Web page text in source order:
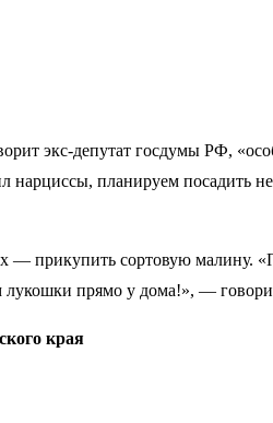
экс-депутат госдумы РФ,
планируем посадить
прикупить сортовую малину.
лукошки прямо у дома!», —
края